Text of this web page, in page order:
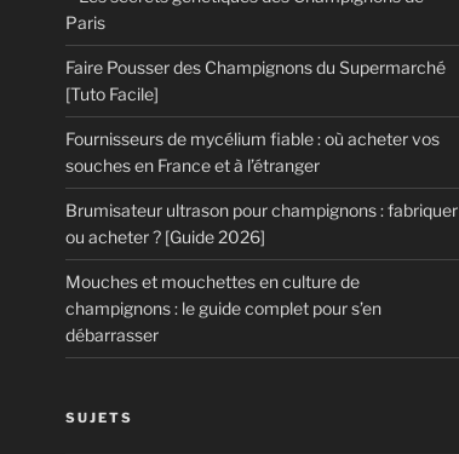
Paris
Faire Pousser des Champignons du Supermarché
[Tuto Facile]
Fournisseurs de mycélium fiable : où acheter vos
souches en France et à l’étranger
Brumisateur ultrason pour champignons : fabriquer
ou acheter ? [Guide 2026]
Mouches et mouchettes en culture de
champignons : le guide complet pour s’en
débarrasser
SUJETS